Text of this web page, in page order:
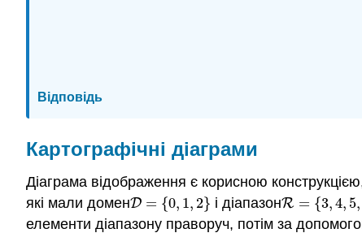
Відповідь
Картографічні діаграми
Діаграма відображення є корисною
які мали доменD = {0, 1, 2}
D={0,1, 2} і діапазонR = {3, 4, 5,
R={3 ,4,5,6}
елементи діапазону праворуч, потім за